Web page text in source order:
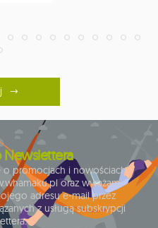
Newslettera
o promocjach i nowościach
oraz wyrażam
adresu e-mail przez
z usługą subskrypcji